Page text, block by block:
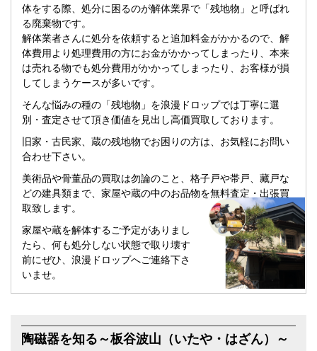
体をする際、処分に困るのが解体業界で「残地物」と呼ばれ
る廃棄物です。
解体業者さんに処分を依頼すると追加料金がかかるので、解
体費用より処理費用の方にお金がかかってしまったり、本来
は売れる物でも処分費用がかかってしまったり、お客様が損
してしまうケースが多いです。
そんな悩みの種の「残地物」を浪漫ドロップでは丁寧に選
別・査定させて頂き価値を見出し高価買取しております。
旧家・古民家、蔵の残地物でお困りの方は、お気軽にお問い
合わせ下さい。
美術品や骨董品の買取は勿論のこと、格子戸や帯戸、藏戸な
どの建具類まで、家屋や蔵の中のお品物を無料査定・出張買
取致します。
家屋や蔵を解体するご予定がありまし
たら、何も処分しない状態で取り壊す
前にぜひ、浪漫ドロップへご連絡下さ
いませ。
陶磁器を知る～板谷波山（いたや・はざん）～